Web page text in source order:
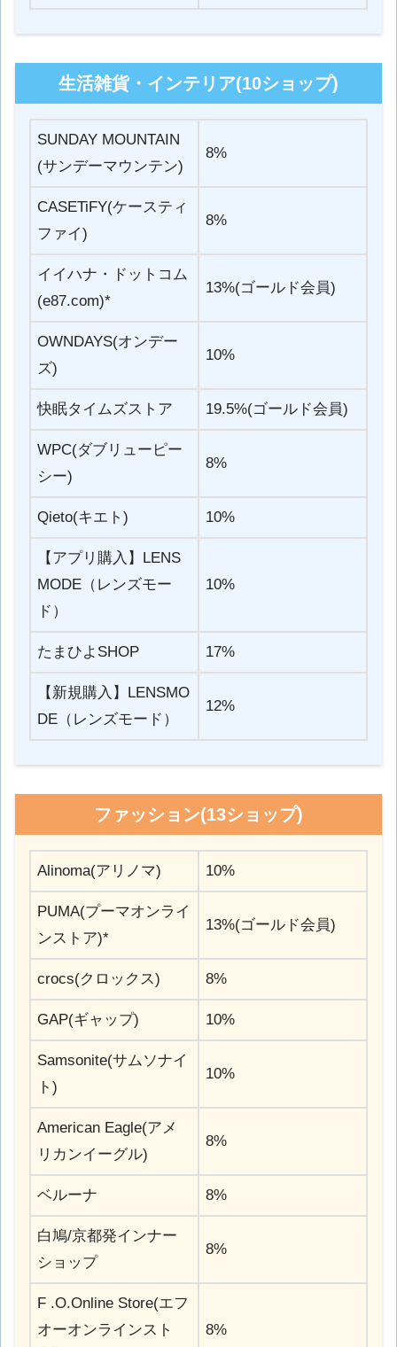
生活雑貨・インテリア(10ショップ)
SUNDAY MOUNTAIN
(サンデーマウンテン)
8%
CASETiFY(ケースティ
ファイ)
8%
イイハナ・ドットコム
(e87.com)*
13%(ゴールド会員)
OWNDAYS(オンデー
ズ)
10%
快眠タイムズストア 19.5%(ゴールド会員)
WPC(ダブリューピー
シー)
8%
Qieto(キエト) 10%
【アプリ購入】LENS
MODE（レンズモー
ド）
10%
たまひよSHOP 17%
【新規購入】LENSMO
DE（レンズモード）
12%
ファッション(13ショップ)
Alinoma(アリノマ) 10%
PUMA(プーマオンライ
ンストア)*
13%(ゴールド会員)
crocs(クロックス) 8%
GAP(ギャップ) 10%
Samsonite(サムソナイ
ト)
10%
American Eagle(アメ
リカンイーグル)
8%
ベルーナ 8%
白鳩/京都発インナー
ショップ
8%
F .O.Online Store(エフ
オーオンラインスト
8%